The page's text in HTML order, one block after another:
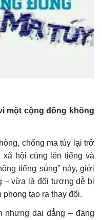
một cộng đồng không
chống ma túy lại trở
hội cùng lên tiếng và
tiếng súng” này, giới
– vừa là đối tượng dễ bị
tạo ra thay đổi.
nhưng dai dẳng – đang